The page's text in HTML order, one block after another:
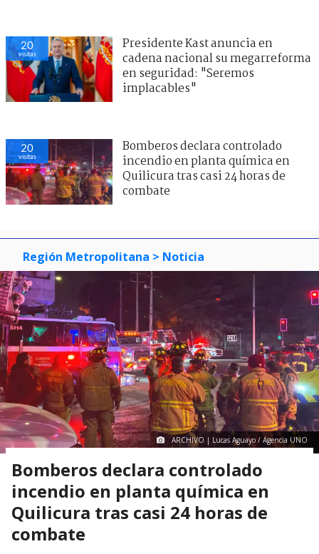
20
visitas
Presidente Kast anuncia en
cadena nacional su megarreforma
en seguridad: "Seremos
implacables"
20
visitas
Bomberos declara controlado
incendio en planta química en
Quilicura tras casi 24 horas de
combate
Región Metropolitana > Noticia
ARCHIVO | Lucas Aguayo / Agencia UNO
Bomberos declara controlado
incendio en planta química en
Quilicura tras casi 24 horas de
combate